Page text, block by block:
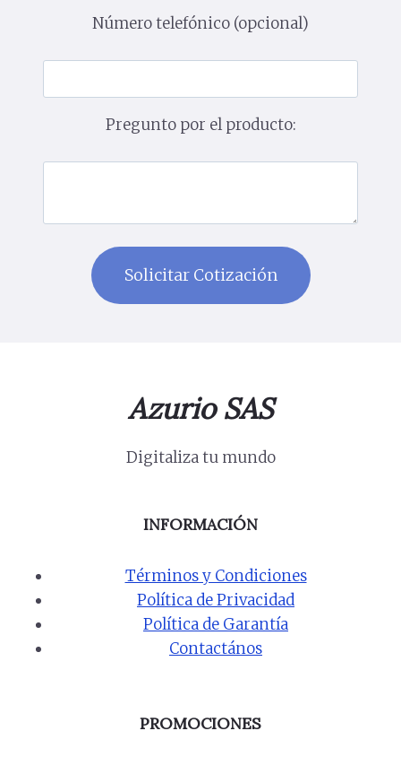
Número telefónico (opcional)
Pregunto por el producto:
Azurio SAS
Digitaliza tu mundo
INFORMACIÓN
Términos y Condiciones
Política de Privacidad
Política de Garantía
Contactános
PROMOCIONES